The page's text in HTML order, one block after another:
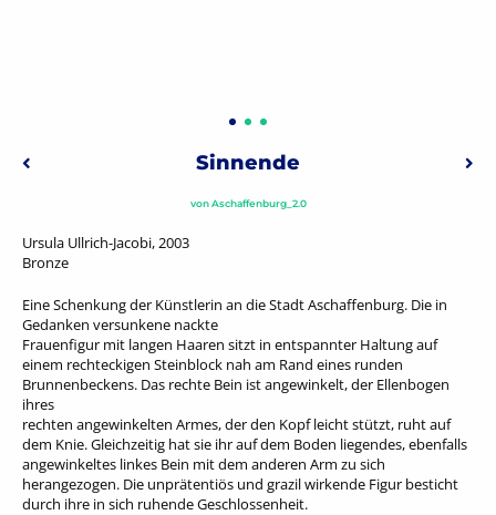
Beitragsnavigation
Vorheriger: 50 Jahre Lions Club Aschaffenburg
Sinnende
vonAschaffenburg_2.0
Ursula Ullrich-Jacobi, 2003
Bronze
Eine Schenkung der Künstlerin an die Stadt Aschaffenburg. Die in
Gedanken versunkene nackte
Frauenfigur mit langen Haaren sitzt in entspannter Haltung auf
einem rechteckigen Steinblock nah am Rand eines runden
Brunnenbeckens. Das rechte Bein ist angewinkelt, der Ellenbogen
ihres
rechten angewinkelten Armes, der den Kopf leicht stützt, ruht auf
dem Knie. Gleichzeitig hat sie ihr auf dem Boden liegendes, ebenfalls
angewinkeltes linkes Bein mit dem anderen Arm zu sich
herangezogen. Die unprätentiös und grazil wirkende Figur besticht
durch ihre in sich ruhende Geschlossenheit.